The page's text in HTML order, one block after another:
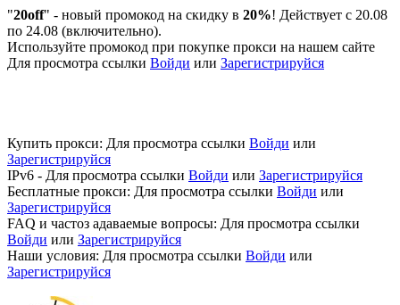
"20off" - новый промокод на скидку в 20%! Действует с 20.08
по 24.08 (включительно).
Используйте промокод при покупке прокси на нашем сайте
Для просмотра ссылки Войди или Зарегистрируйся
Купить прокси: Для просмотра ссылки Войди или
Зарегистрируйся
IPv6 - Для просмотра ссылки Войди или Зарегистрируйся
Бесплатные прокси: Для просмотра ссылки Войди или
Зарегистрируйся
FAQ и частоз адаваемые вопросы: Для просмотра ссылки
Войди или Зарегистрируйся
Наши условия: Для просмотра ссылки Войди или
Зарегистрируйся